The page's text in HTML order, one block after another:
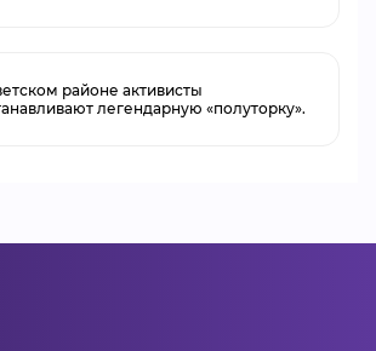
районе активисты
легендарную «полуторку».